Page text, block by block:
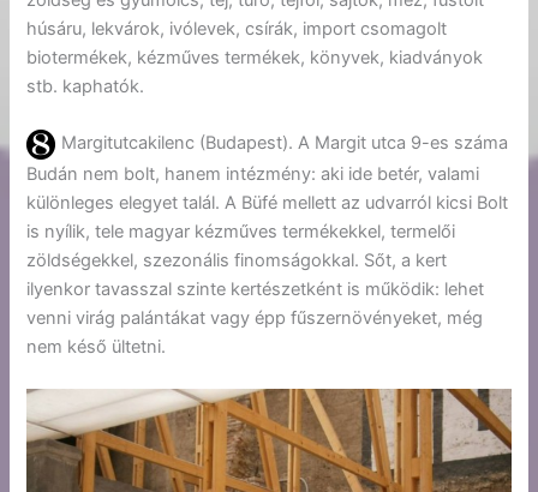
húsáru, lekvárok, ivólevek, csírák, import csomagolt
biotermékek, kézműves termékek, könyvek, kiadványok
stb. kaphatók.
Margitutcakilenc (Budapest). A Margit utca 9-es száma
Budán nem bolt, hanem intézmény: aki ide betér, valami
különleges elegyet talál. A Büfé mellett az udvarról kicsi Bolt
is nyílik, tele magyar kézműves termékekkel, termelői
zöldségekkel, szezonális finomságokkal. Sőt, a kert
ilyenkor tavasszal szinte kertészetként is működik: lehet
venni virág palántákat vagy épp fűszernövényeket, még
nem késő ültetni.